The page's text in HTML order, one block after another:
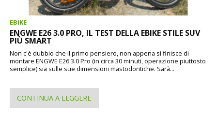
EBIKE
ENGWE E26 3.0 PRO, IL TEST DELLA EBIKE STILE SUV
PIÙ SMART
Non c'è dubbio che il primo pensiero, non appena si finisce di
montare ENGWE E26 3.0 Pro (in circa 30 minuti, operazione piuttosto
semplice) sia sulle sue dimensioni mastodontiche. Sarà...
CONTINUA A LEGGERE